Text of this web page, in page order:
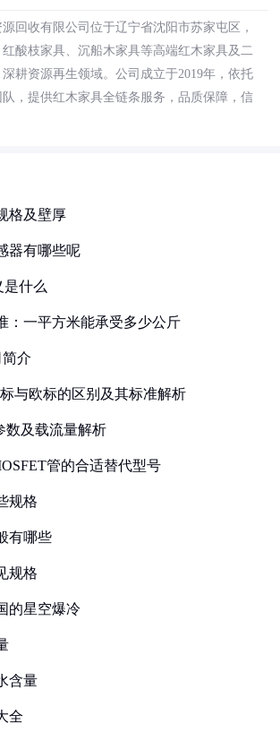
回收有限公司位于辽宁省沈阳市苏家屯区，
酸枝家具、沉船木家具等高端红木家具及二
耕资源再生领域。公司成立于2019年，依托
，提供红木家具全链条服务，品质保障，信
格及壁厚
器有哪些呢
是什么
：一平方米能承受多少公斤
介
与欧标的区别及其标准解析
数及载流量解析
管的合适替代型号
规格
有哪些
规格
的星空爆冷
含量
全